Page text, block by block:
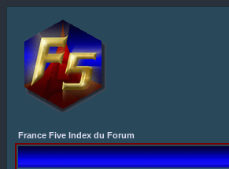
France Five Index du Forum